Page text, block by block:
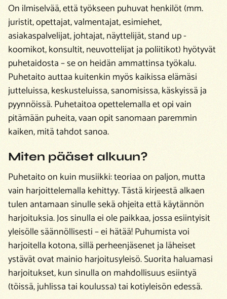
On ilmiselvää, että työkseen puhuvat henkilöt (mm.
juristit, opettajat, valmentajat, esimiehet,
asiakaspalvelijat, johtajat, näyttelijät, stand up -
koomikot, konsultit, neuvottelijat ja poliitikot) hyötyvät
puhetaidosta – se on heidän ammattinsa työkalu.
Puhetaito auttaa kuitenkin myös kaikissa elämäsi
jutteluissa, keskusteluissa, sanomisissa, käskyissä ja
pyynnöissä. Puhetaitoa opettelemalla et opi vain
pitämään puheita, vaan opit sanomaan paremmin
kaiken, mitä tahdot sanoa.
Miten pääset alkuun?
Puhetaito on kuin musiikki: teoriaa on paljon, mutta
vain harjoittelemalla kehittyy. Tästä kirjeestä alkaen
tulen antamaan sinulle sekä ohjeita että käytännön
harjoituksia. Jos sinulla ei ole paikkaa, jossa esiintyisit
yleisölle säännöllisesti – ei hätää! Puhumista voi
harjoitella kotona, sillä perheenjäsenet ja läheiset
ystävät ovat mainio harjoitusyleisö. Suorita haluamasi
harjoitukset, kun sinulla on mahdollisuus esiintyä
(töissä, juhlissa tai koulussa) tai kotiyleisön edessä.